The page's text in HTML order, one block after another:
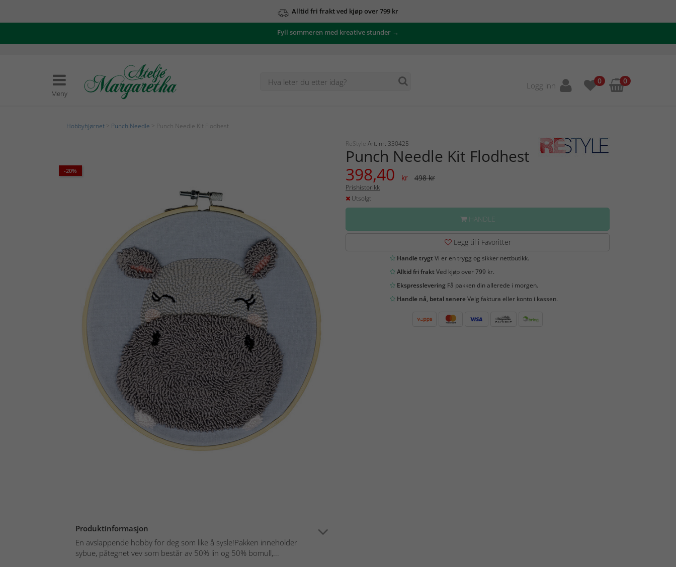
Alltid fri frakt ved kjøp over 799 kr
Fyll sommeren med kreative stunder →
Meny
Logg inn 0 0
Hobbyhjørnet Punch Needle > Punch Needle Kit Flodhest
-20%
Produktinformasjon
En avslappende hobby for deg som like å sysle!Pakken inneholder
sybue, påtegnet vev som består av 50% lin og 50% bomull,...
ReStyle Art. nr: 330425
Punch Needle Kit Flodhest
398,40 kr 498 kr
Prishistorikk
Utsolgt
HANDLE
Legg til i Favoritter
Handle trygtVi er en trygg og sikker nettbutikk.
Alltid fri fraktVed kjøp over 799 kr.
EkspressleveringFå pakken din allerede i morgen.
Handle nå, betal senereVelg faktura eller konto i kassen.